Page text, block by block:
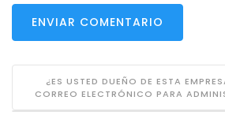
ENVIAR COMENTARIO
¿ES USTED DUEÑO DE ESTA
CORREO ELECTRÓNICO PARA